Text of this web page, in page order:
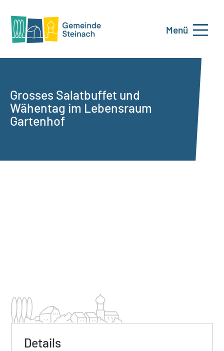
Menü
Grosses Salatbuffet und
Wähentag im Lebensraum
Gartenhof
Details